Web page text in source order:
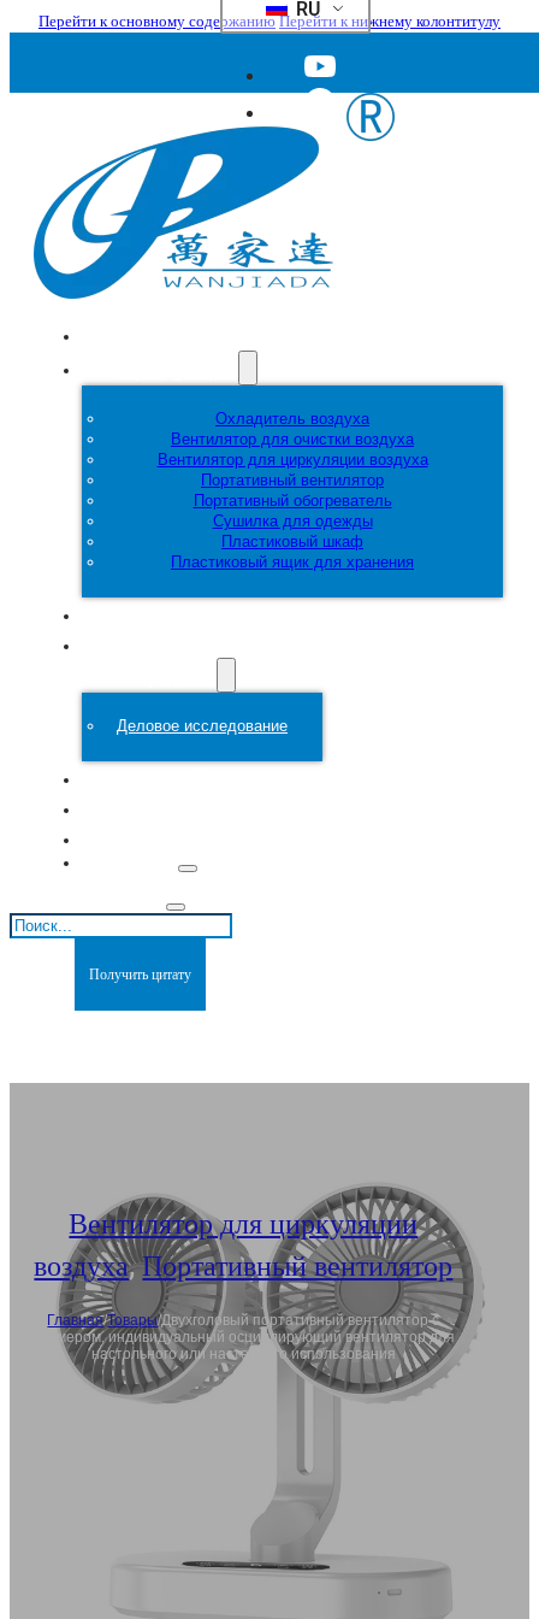
Перейти к основному содержаниюПерейти к нижнему колонтитулу
RU
Охладитель воздуха
Вентилятор для очистки воздуха
Вентилятор для циркуляции воздуха
Портативный вентилятор
Портативный обогреватель
Сушилка для одежды
Пластиковый шкаф
Пластиковый ящик для хранения
Деловое исследование
Поиск
Получить цитату
Вентилятор для циркуляции
воздуха,Портативный вентилятор
Главная/Товары/Двухголовый портативный вентилятор с
таймером, индивидуальный осциллирующий вентилятор для
настольного или настенного использования